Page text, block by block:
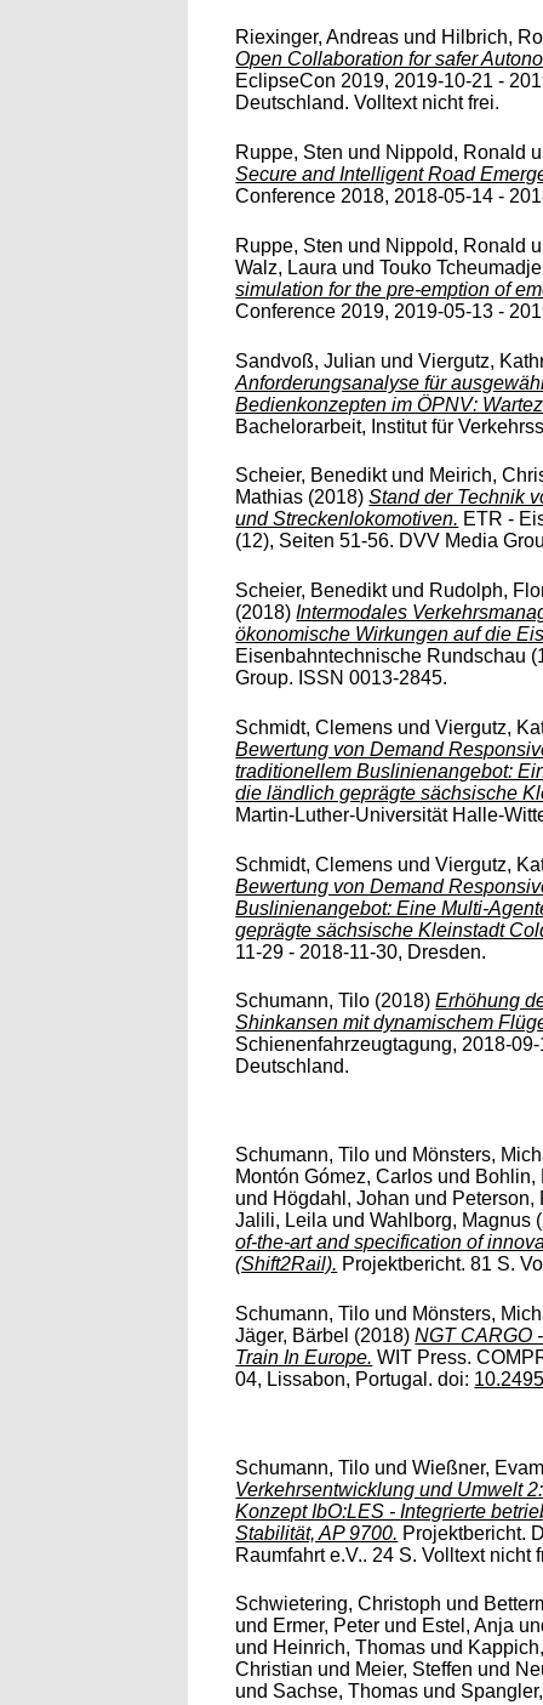
Riexinger, Andreas und Hilbrich,
Open Collaboration for safer
EclipseCon 2019, 2019-10-21 -
Deutschland. Volltext nicht frei.
Ruppe, Sten und Nippold, Ronald
Secure and Intelligent Road
Conference 2018, 2018-05-14 -
Ruppe, Sten und Nippold, Ronald
Walz, Laura undTouko
simulation for the pre-emption of
Conference 2019, 2019-05-13 -
Sandvoß, Julian undViergutz,
Anforderungsanalyse für
Bedienkonzepten im ÖPNV:
Bachelorarbeit, Institut für
Scheier, Benediktund Meirich,
Mathias (2018)Stand der Technik
und Streckenlokomotiven. ETR -
(12), Seiten 51-56. DVV Media
Scheier, Benediktund Rudolph,
(2018)Intermodales
ökonomische Wirkungen auf die
Eisenbahntechnische Rundschau
Group. ISSN 0013-2845.
Schmidt, Clemens undViergutz,
Bewertung von Demand
traditionellem Buslinienangebot:
die ländlich geprägte sächsische
Martin-Luther-Universität Halle-
Schmidt, Clemens undViergutz,
Bewertung von Demand
Buslinienangebot: Eine Multi-
geprägte sächsische Kleinstadt
11-29 - 2018-11-30, Dresden.
Schumann, Tilo (2018)Erhöhung
Shinkansen mit dynamischem
Schienenfahrzeugtagung, 2018-
Deutschland.
Schumann, Tilo und Mönsters,
Montón Gómez, Carlos und Bohlin,
und Högdahl, Johan und Peterson,
Jalili, Leila undWahlborg, Magnus
of-the-art and specification of
(Shift2Rail). Projektbericht. 81 S.
Schumann, Tilo und Mönsters,
Jäger, Bärbel (2018)NGT CARGO
Train In Europe. WIT Press.
04, Lissabon, Portugal. doi:
Schumann, Tilo undWießner,
Verkehrsentwicklung und Umwelt
Konzept IbO:LES - Integrierte
Stabilität, AP 9700. Projektbericht.
Raumfahrt e.V.. 24 S. Volltext nicht
Schwietering, Christoph und
und Ermer, Peter und Estel, Anja
und Heinrich, Thomas und
Christian und Meier, Steffen und
und Sachse, Thomas und